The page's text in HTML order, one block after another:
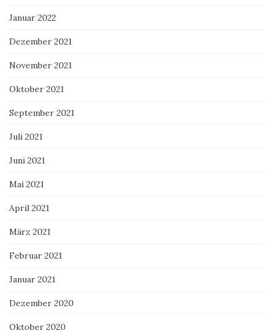
Januar 2022
Dezember 2021
November 2021
Oktober 2021
September 2021
Juli 2021
Juni 2021
Mai 2021
April 2021
März 2021
Februar 2021
Januar 2021
Dezember 2020
Oktober 2020